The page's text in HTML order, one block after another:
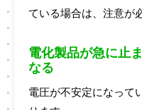
ている場合は、注意が
電化製品が急に止
なる
電圧が不安定になって